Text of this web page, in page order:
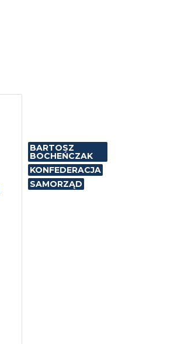
BARTOSZ
BOCHEŃCZAK
KONFEDERACJA
SAMORZĄD